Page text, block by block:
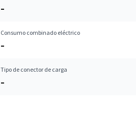
–
Consumo combinado eléctrico
–
Tipo de conector de carga
–